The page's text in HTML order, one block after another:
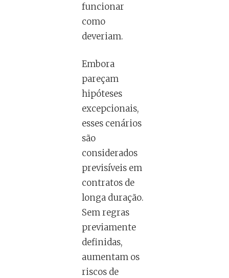
funcionar
como
deveriam.
Embora
pareçam
hipóteses
excepcionais,
esses cenários
são
considerados
previsíveis em
contratos de
longa duração.
Sem regras
previamente
definidas,
aumentam os
riscos de